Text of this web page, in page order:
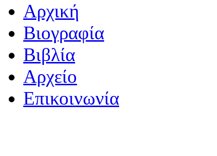
Αρχική
Βιογραφία
Βιβλία
Αρχείο
Επικοινωνία